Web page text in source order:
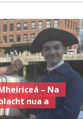
– Na
nua a